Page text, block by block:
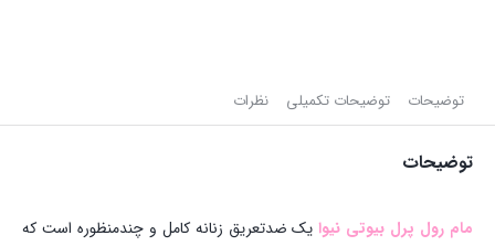
توضیحات توضیحات تکمیلی نظرات
توضیحات
مام رول پرل بیوتی نیوایک ضدتعریق زنانه کامل و چندمنظوره است که